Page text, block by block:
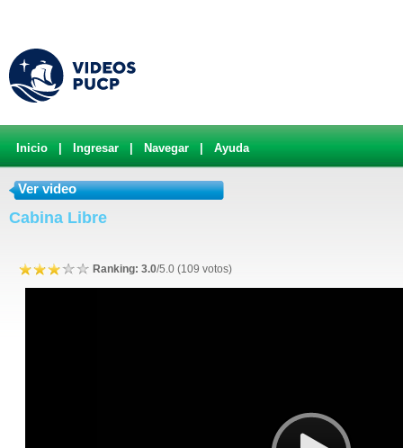
Inicio Ingresar Navegar Ayuda
Ver video
Cabina Libre
Ranking: 3.0/5.0 (109 votos)